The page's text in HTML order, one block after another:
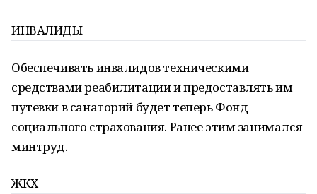
ИНВАЛИДЫ
Обеспечивать инвалидов техническими
средствами реабилитации и предоставлять им
путевки в санаторий будет теперь Фонд
социального страхования. Ранее этим занимался
минтруд.
ЖКХ